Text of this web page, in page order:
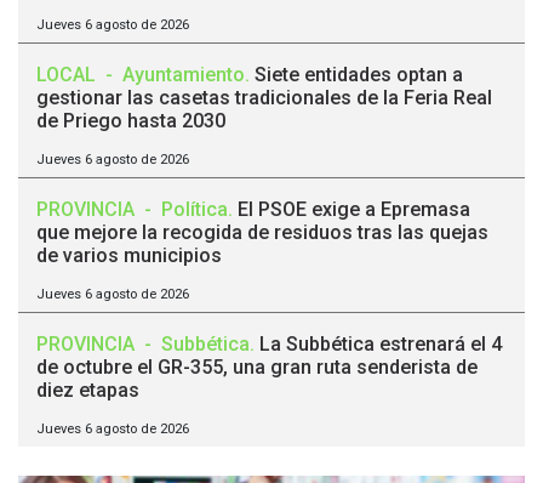
Jueves 6 agosto de 2026
LOCAL - Ayuntamiento. Siete entidades optan a
gestionar las casetas tradicionales de la Feria Real
de Priego hasta 2030
Jueves 6 agosto de 2026
PROVINCIA - Política. El PSOE exige a Epremasa
que mejore la recogida de residuos tras las quejas
de varios municipios
Jueves 6 agosto de 2026
PROVINCIA - Subbética. La Subbética estrenará el 4
de octubre el GR-355, una gran ruta senderista de
diez etapas
Jueves 6 agosto de 2026